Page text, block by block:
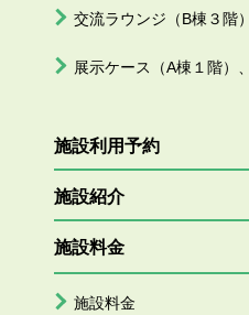
交流ラウンジ（B棟３階）
展示ケース（A棟１階）
施設利用予約
施設紹介
施設料金
施設料金